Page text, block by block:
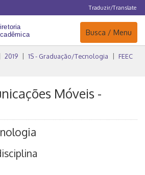
Traduzir/Translate
Navegação
Busca / Menu
2019 1S - Graduação/Tecnologia
FEEC
Móveis -